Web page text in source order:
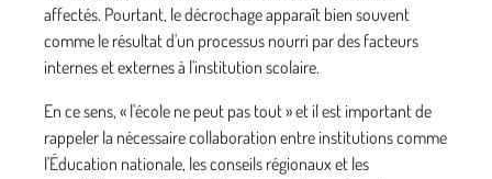
affectés. Pourtant, le décrochage apparaît bien souvent
comme le résultat d'un processus nourri par des facteurs
internes et externes à l'institution scolaire.
En ce sens, « l'école ne peut pas tout » et il est important de
rappeler la nécessaire collaboration entre institutions comme
l'Éducation nationale, les conseils régionaux et les